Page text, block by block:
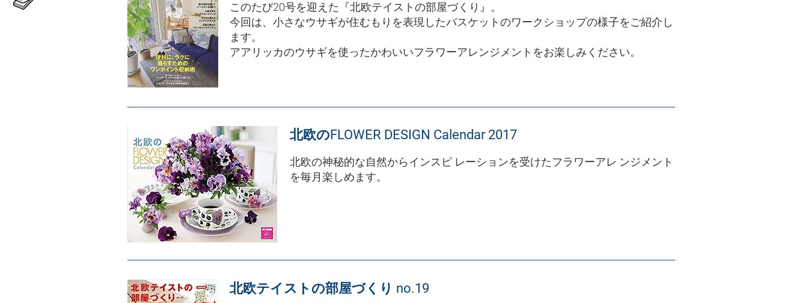
このたび20号を迎えた『北欧テイストの部屋づくり』。
今回は、小さなウサギが住むもりを表現したバスケットのワークショップの様子をご紹介し
ます。
アアリッカのウサギを使ったかわいいフラワーアレンジメントをお楽しみください。
北欧のFLOWER DESIGN Calendar 2017
北欧の神秘的な自然からインスピ レーションを受けたフラワーアレ ンジメント
を毎月楽しめます。
北欧テイストの部屋づくり no.19